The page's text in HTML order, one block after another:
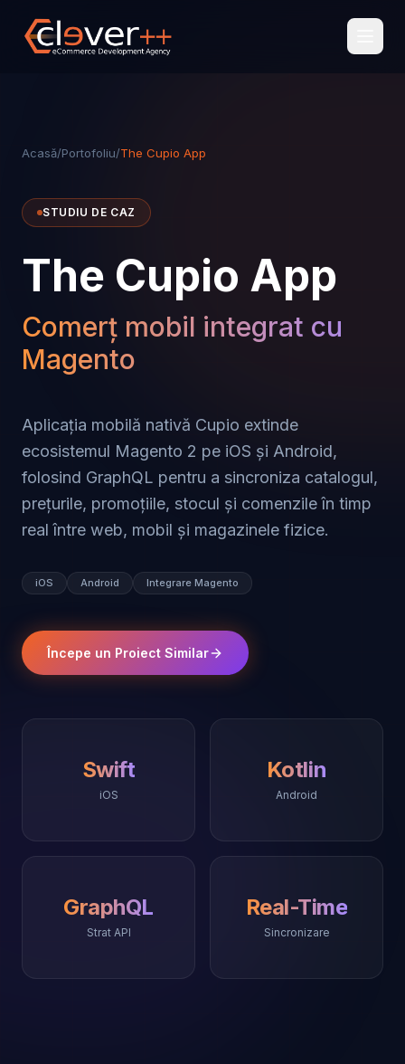
Acasă/Portofoliu/The Cupio App
STUDIU DE CAZ
The Cupio App
Comerț mobil integrat cu
Magento
Aplicația mobilă nativă Cupio extinde
ecosistemul Magento 2 pe iOS și Android,
folosind GraphQL pentru a sincroniza catalogul,
prețurile, promoțiile, stocul și comenzile în timp
real între web, mobil și magazinele fizice.
iOS Android Integrare Magento
Începe un Proiect Similar
Swift
iOS
Kotlin
Android
GraphQL
Strat API
Real-Time
Sincronizare